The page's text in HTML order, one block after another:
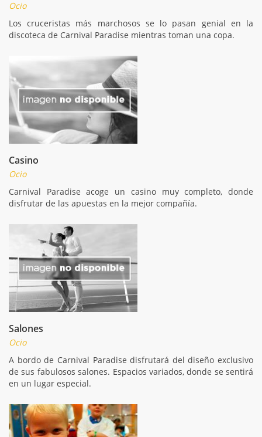
Ocio
Los cruceristas más marchosos se lo pasan genial en la
discoteca de Carnival Paradise mientras toman una copa.
Casino
Ocio
Carnival Paradise acoge un casino muy completo, donde
disfrutar de las apuestas en la mejor compañía.
Salones
Ocio
A bordo de Carnival Paradise disfrutará del diseño exclusivo
de sus fabulosos salones. Espacios variados, donde se sentirá
en un lugar especial.